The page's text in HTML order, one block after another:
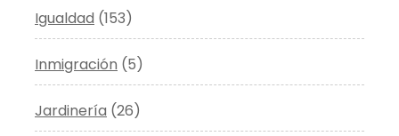
Igualdad (153)
Inmigración (5)
Jardinería (26)